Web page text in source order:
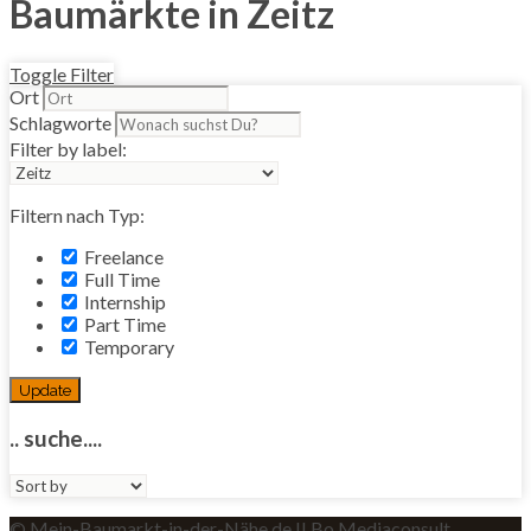
Baumärkte in Zeitz
Toggle Filter
Ort
Schlagworte
Filter by label:
Filtern nach Typ:
Freelance
Full Time
Internship
Part Time
Temporary
Update
.. suche....
Sort